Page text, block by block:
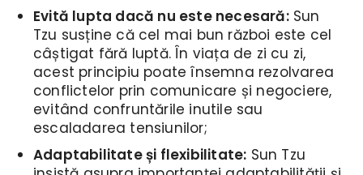
Evită lupta dacă nu este necesară:Sun
Tzu susține că cel mai bun război este cel
câștigat fără luptă. În viața de zi cu zi,
acest principiu poate însemna rezolvarea
conflictelor prin comunicare și negociere,
evitând confruntările inutile sau
escaladarea tensiunilor;
Adaptabilitate și flexibilitate: Sun Tzu